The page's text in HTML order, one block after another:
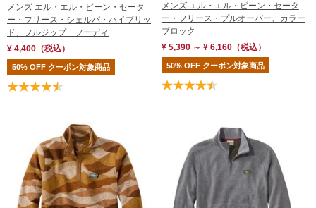
メンズ エル・エル・ビーン・セータ
ー・フリース・シェルパ・ハイブリッ
ド、フルジップ フーディ
¥ 4,400 （税込）
50% OFF クーポン対象商品
メンズ エル・エル・ビーン・セータ
ー・フリース・プルオーバー、カラー
ブロック
¥ 5,390 ～ ¥ 6,160（税込）
50% OFF クーポン対象商品